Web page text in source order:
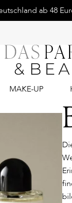
ab 48
MAKE-UP